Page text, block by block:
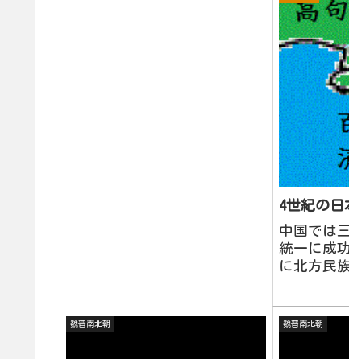
強め、
句麗へと
朝鮮3国
4世紀の日
中国では
統一に成
に北方民
の話。ヤ
高句麗好
魏晋南北朝 魏晋南北朝